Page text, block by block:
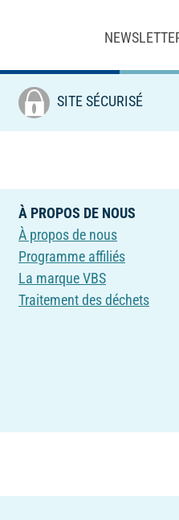
SITE SÉCURISÉ
À PROPOS DE NOUS
À propos de nous
Programme affiliés
La marque VBS
Traitement des déchets